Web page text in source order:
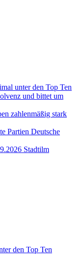
unter den Top Ten
und bittet um
zahlenmäßig stark
Partien Deutsche
Stadtilm
den Top Ten